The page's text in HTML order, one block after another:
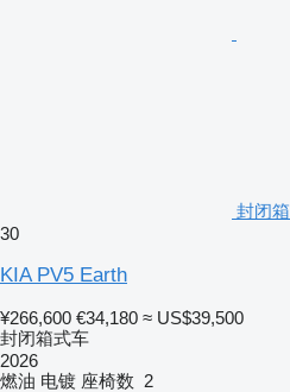
封闭
30
KIA PV5 Earth
¥266,600 €34,180 ≈ US$39,500
封闭箱式车
2026
燃油 电镀 座椅数 2